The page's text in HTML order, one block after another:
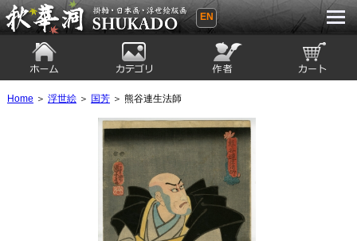
秋華洞 SHUKADO 掛軸・日本画・浮世
EN
Home ＞ 浮世絵＞ 国芳＞ 熊谷連生法師